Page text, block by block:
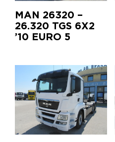
MAN 26320 –
26.320 TGS 6X2
’10 EURO 5